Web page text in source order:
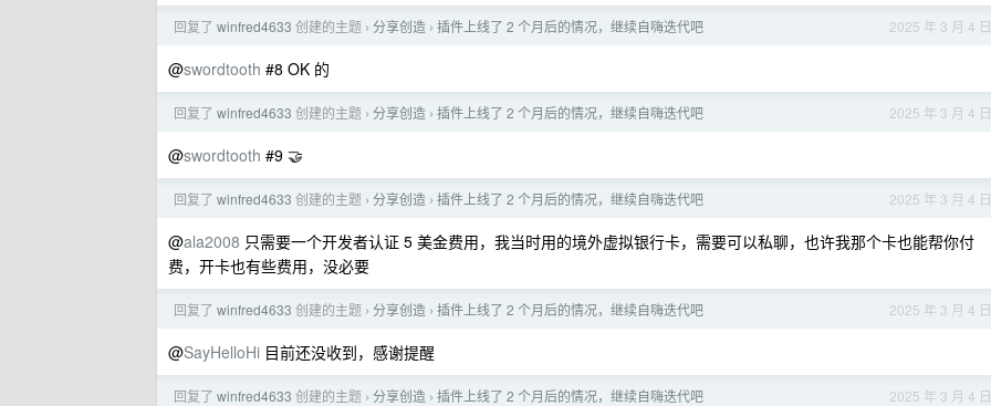
2025 年 3 月 4 日
回复了 winfred4633 创建的主题 › 分享创造 › 插件上线了 2 个月后的情况，继续自嗨迭代吧
@swordtooth #8 OK 的
2025 年 3 月 4 日
回复了 winfred4633 创建的主题 › 分享创造 › 插件上线了 2 个月后的情况，继续自嗨迭代吧
@swordtooth #9 🤝
2025 年 3 月 4 日
回复了 winfred4633 创建的主题 › 分享创造 › 插件上线了 2 个月后的情况，继续自嗨迭代吧
@ala2008 只需要一个开发者认证 5 美金费用，我当时用的境外虚拟银行卡，需要可以私聊，也许我那个卡也能帮你付
费，开卡也有些费用，没必要
2025 年 3 月 4 日
回复了 winfred4633 创建的主题 › 分享创造 › 插件上线了 2 个月后的情况，继续自嗨迭代吧
@SayHelloHi 目前还没收到，感谢提醒
2025 年 3 月 4 日
回复了 winfred4633 创建的主题 › 分享创造 › 插件上线了 2 个月后的情况，继续自嗨迭代吧